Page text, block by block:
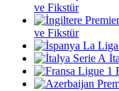
ve Fikstür
ve Fikstür